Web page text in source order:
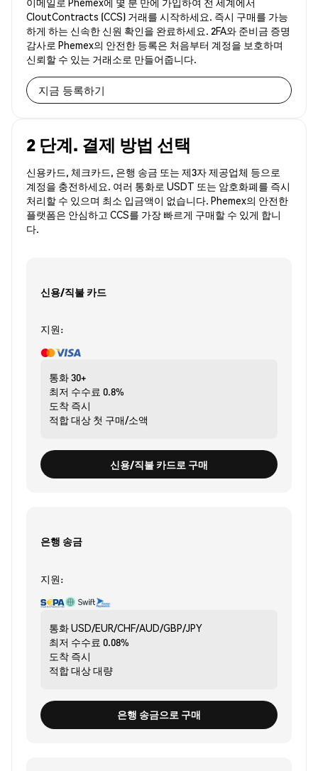
CloutContracts (CCS) 거래를 시작하세요. 즉시 구매를 가능
하게 하는 신속한 신원 확인을 완료하세요. 2FA와 준비금 증명
감사로 Phemex의 안전한 등록은 처음부터 계정을 보호하며
신뢰할 수 있는 거래소로 만들어줍니다.
지금 등록하기
2 단계. 결제 방법 선택
신용카드, 체크카드, 은행 송금 또는 제3자 제공업체 등으로
계정을 충전하세요. 여러 통화로 USDT 또는 암호화폐를 즉시
처리할 수 있으며 최소 입금액이 없습니다. Phemex의 안전한
플랫폼은 안심하고 CCS를 가장 빠르게 구매할 수 있게 합니
다.
신용/직불 카드
지원:
통화30+
최저 수수료 0.8%
도착 즉시
적합 대상 첫 구매/소액
신용/직불 카드로 구매
은행 송금
지원:
통화USD/EUR/CHF/AUD/GBP/JPY
최저 수수료 0.08%
도착 즉시
적합 대상대량
은행 송금으로 구매